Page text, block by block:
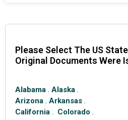
Please Select The US
Original Documents Were
Alabama. Alaska.
Arizona. Arkansas.
California. Colorado .